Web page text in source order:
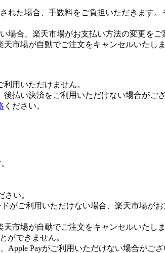
れた場合、手数料をご負担いただきます
合、楽天市場がお支払い方法の変更をご
市場が自動でご注文をキャンセルいたしま
用いただけません。
払い決済をご利用いただけない場合がござ
ください。
さい。
がご利用いただけない場合、楽天市場が
市場が自動でご注文をキャンセルいたしま
ができません。
Payがご利用いただけない場合がござ